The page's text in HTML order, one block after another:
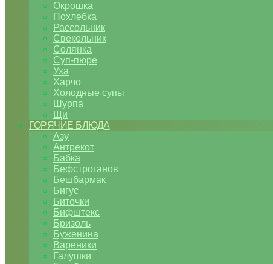
Окрошка
Похлебка
Рассольник
Свекольник
Солянка
Суп-пюре
Уха
Харчо
Холодные супы
Шурпа
Щи
ГОРЯЧИЕ БЛЮДА
Азу
Антрекот
Бабка
Бефстроганов
Бешбармак
Бигус
Биточки
Бифштекс
Бризоль
Буженина
Вареники
Галушки